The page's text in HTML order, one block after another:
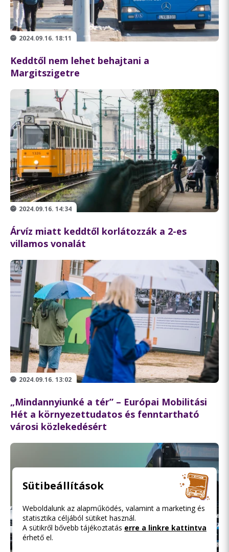
2024.09.16. 18:11
Keddtől nem lehet behajtani a
Margitszigetre
2024.09.16. 14:34
Árvíz miatt keddtől korlátozzák a 2-es
villamos vonalát
2024.09.16. 13:02
„Mindannyiunké a tér” – Európai Mobilitási
Hét a környezettudatos és fenntartható
városi közlekedésért
Sütibeállítások
Weboldalunk az alapműködés, valamint a marketing és
statisztika céljából sütiket használ.
A sütikről bővebb tájékoztatás erre a linkre kattintva
érhető el.